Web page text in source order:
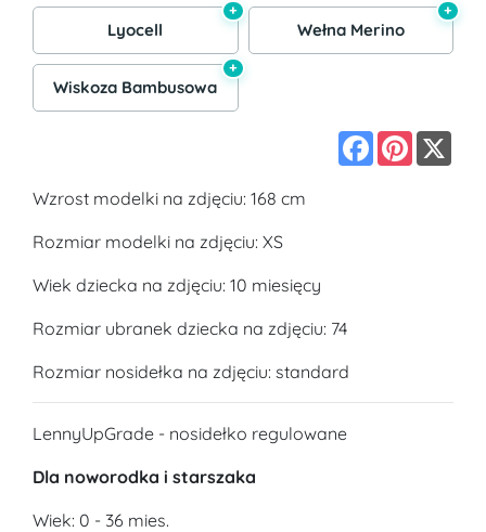
Lyocell
+
Wełna Merino
+
Wiskoza Bambusowa
+
Facebook
Pinterest
Wzrost modelki na zdjęciu: 168 cm
Rozmiar modelki na zdjęciu: XS
Wiek dziecka na zdjęciu: 10 miesięcy
Rozmiar ubranek dziecka na zdjęciu: 74
Rozmiar nosidełka na zdjęciu: standard
LennyUpGrade - nosidełko regulowane
Dla noworodka i starszaka
Wiek: 0 - 36 mies.